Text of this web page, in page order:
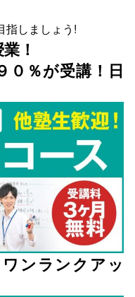
指しましょう!
！
％が受講！日
ンランクアッ